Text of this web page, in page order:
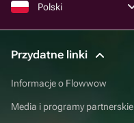
Polski
Przydatne linki
Informacje o Flowwow
Media i programy partnerskie